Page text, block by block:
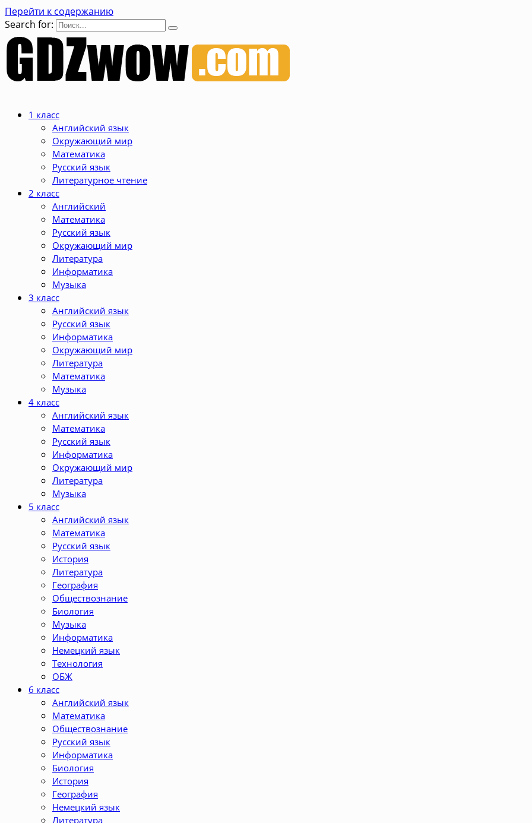
Перейти к содержанию
Search for:
1 класс
Английский язык
Окружающий мир
Математика
Русский язык
Литературное чтение
2 класс
Английский
Математика
Русский язык
Окружающий мир
Литература
Информатика
Музыка
3 класс
Английский язык
Русский язык
Информатика
Окружающий мир
Литература
Математика
Музыка
4 класс
Английский язык
Математика
Русский язык
Информатика
Окружающий мир
Литература
Музыка
5 класс
Английский язык
Математика
Русский язык
История
Литература
География
Обществознание
Биология
Музыка
Информатика
Немецкий язык
Технология
ОБЖ
6 класс
Английский язык
Математика
Обществознание
Русский язык
Информатика
Биология
История
География
Немецкий язык
Литература